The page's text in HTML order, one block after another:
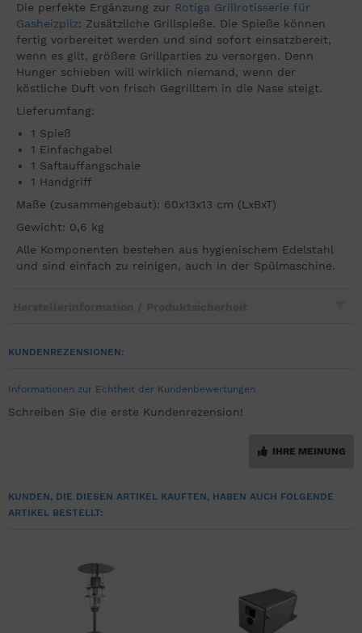
Die perfekte Ergänzung zur Rotiga Grillrotisserie für
Gasheizpilz: Zusätzliche Grillspieße. Die Spieße können
fertig vorbereitet werden und sind sofort einsatzbereit,
wenn es gilt, größere Grillparties zu versorgen. Denn
Hunger schieben will wirklich niemand, wenn der
köstliche Duft von frisch Gegrilltem in die Nase steigt.
Lieferumfang:
1 Spieß
1 Einfachgabel
1 Saftauffangschale
1 Handgriff
Maße (zusammengebaut): 60x13x13 cm (LxBxT)
Gewicht: 0,6 kg
Alle Komponenten bestehen aus hygienischem Edelstahl
und sind einfach zu reinigen, auch in der Spülmaschine.
KUNDENREZENSIONEN:
Informationen zur Echtheit der Kundenbewertungen
Schreiben Sie die erste Kundenrezension!
IHRE MEINUNG
KUNDEN, DIE DIESEN ARTIKEL KAUFTEN, HABEN AUCH FOLGENDE
ARTIKEL BESTELLT: